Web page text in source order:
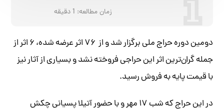
زمان مطالعه: 1دقیقه
دومین دوره حراج ملی برگزار شد و از ۷۶ اثر عرضه شده، ۶ اثر از
جمله گران‌ترین اثر این حراجی فروخته نشد و بسیاری از آثار نیز
با قیمت پایه به فروش رسید.
در این حراج که شب ۱۷ مهر و با حضور آتیلا پسیانی چکش